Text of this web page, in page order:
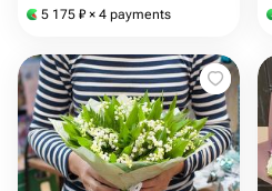
5 175 ₽ × 4 payments